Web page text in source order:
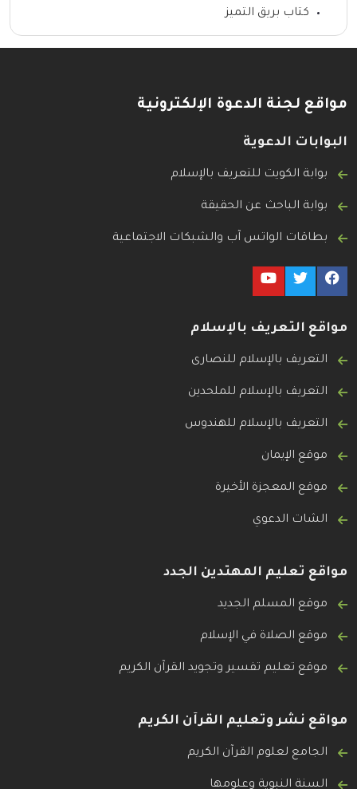
كتاب بريق التميز
مواقع لجنة الدعوة الإلكترونية
البوابات الدعوية
بوابة الكويت للتعريف بالإسلام
بوابة الباحث عن الحقيقة
بطاقات الواتس آب والشبكات الاجتماعية
مواقع التعريف بالإسلام
التعريف بالإسلام للنصارى
التعريف بالإسلام للملحدين
التعريف بالإسلام للهندوس
موقع الإيمان
موقع المعجزة الأخيرة
الشات الدعوي
مواقع تعليم المهتدين الجدد
موقع المسلم الجديد
موقع الصلاة في الإسلام
موقع تعليم تفسير وتجويد القرآن الكريم
مواقع نشر وتعليم القرآن الكريم
الجامع لعلوم القرآن الكريم
السنة النبوية وعلومها